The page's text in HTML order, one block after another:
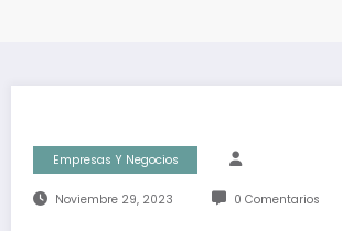
Empresas Y Negocios
Noviembre 29, 2023 0 Comentarios